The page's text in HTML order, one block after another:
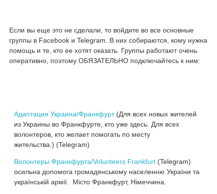
Если вы еще это не сделали, то войдите во все основные
группы в Facebook и Telegram. В них собираются, кому нужна
помощь и те, кто ее хотят оказать. Группы работают очень
оперативно, поэтому ОБЯЗАТЕЛЬНО подключайтесь к ним:
Адаптация Украина/Франкфурт(Для всех новых жителей
из Украины во Франкфурте, кто уже здесь. Для всех
волонтеров, кто желает помогать по месту
жительства.) (Telegram)
Волонтеры Франкфурта/Volunteers Frankfurt(Telegram)
осильна допомога громадянському населенню України та
українській армії. Місто Франкфурт, Німеччина.